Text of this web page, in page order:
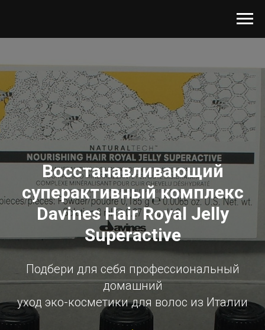
Восстанавливающий
суперактивный комплекс
Davines Hair Royal Jelly
Superactive
Подбери для себя профессиональный
домашний
уход эко-косметики для волос из Италии